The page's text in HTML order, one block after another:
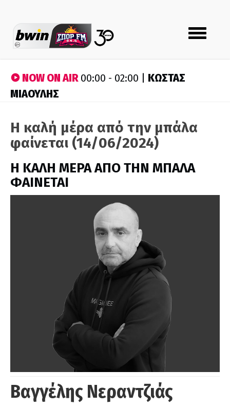
Toggle
navigation
NOW ON AIR00:00 - 02:00 | ΚΩΣΤΑΣ
ΜΙΑΟΥΛΗΣ
Η καλή μέρα από την μπάλα
φαίνεται (14/06/2024)
H ΚΑΛΗ ΜΕΡΑ ΑΠΟ ΤΗΝ ΜΠΑΛΑ
ΦΑΙΝΕΤΑΙ
Βαγγέλης Νεραντζιάς